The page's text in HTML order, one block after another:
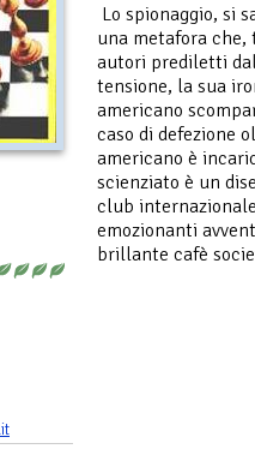
Lo spionaggio, si
una metafora che,
autori prediletti
tensione, la sua
americano
caso di defezione
americano è
scienziato è un
club
emozionanti
brillante cafè